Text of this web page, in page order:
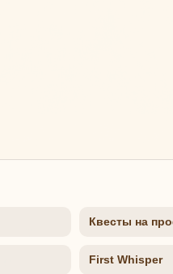
Квесты на
First Whisper